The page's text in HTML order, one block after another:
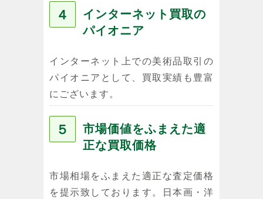
４
インターネット買取の
パイオニア
インターネット上での美術品取引の
パイオニアとして、買取実績も豊富
にございます。
５
市場価値をふまえた適
正な買取価格
市場相場をふまえた適正な査定価格
を提示致しております。日本画・洋